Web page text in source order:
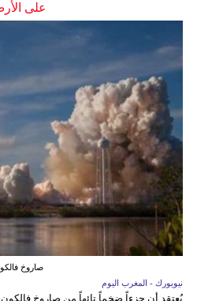
على
صاروخ
نيويورك - المغرب اليوم